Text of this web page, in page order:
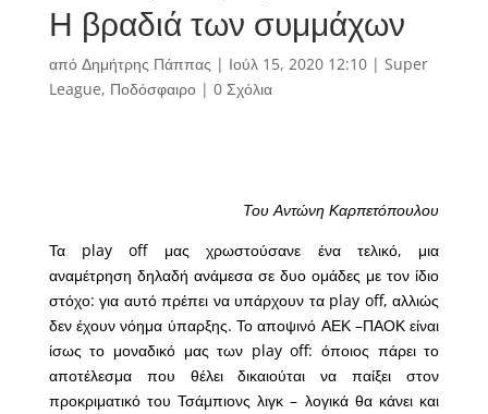
Η βραδιά των συμμάχων
από Δημήτρης Πάππας | Ιούλ 15, 2020 12:10| Super
League, Ποδόσφαιρο| 0 Σχόλια
Του Αντώνη Καρπετόπουλου
Τα play off μας χρωστούσανε ένα τελικό, μια
αναμέτρηση δηλαδή ανάμεσα σε δυο ομάδες με τον ίδιο
στόχο: για αυτό πρέπει να υπάρχουν τα play off, αλλιώς
δεν έχουν νόημα ύπαρξης. Το αποψινό ΑΕΚ –ΠΑΟΚ είναι
ίσως το μοναδικό μας των play off: όποιος πάρει το
αποτέλεσμα που θέλει δικαιούται να παίξει στον
προκριματικό του Τσάμπιονς λιγκ – λογικά θα κάνει και